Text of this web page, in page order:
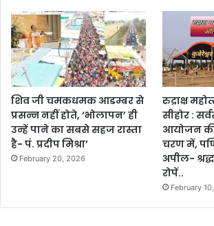
शिव जी चमकधमक आडम्बर से
प्रसन्न नहीं होते, ‘भोलापन’ ही
उन्हें पाने का सबसे सहज रास्ता
है- पं. प्रदीप मिश्रा’
February 20, 2026
रुद्राक्ष
सीहोर :
आयोजन की
चरण में,
अपील-
रोपें..
February